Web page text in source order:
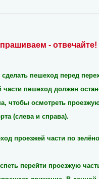
- отвечайте!
пешеход перед
пешеход должен
чтобы осмотреть
(слева и справа).
проезжей части по
перейти проезжую